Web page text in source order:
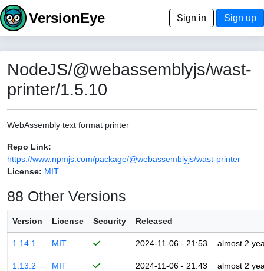
VersionEye Sign in Sign up
NodeJS/@webassemblyjs/wast-
printer/1.5.10
WebAssembly text format printer
Repo Link:
https://www.npmjs.com/package/@webassemblyjs/wast-printer
License: MIT
88 Other Versions
Version License Security Released
1.14.1 MIT 2024-11-06 - 21:53 almost 2
1.13.2 MIT 2024-11-06 - 21:43 almost 2